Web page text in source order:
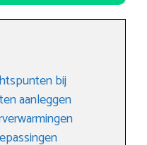
bij
aanleggen